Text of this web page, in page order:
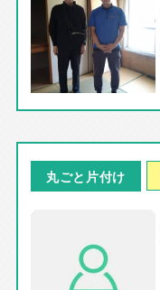
丸ごと片付け